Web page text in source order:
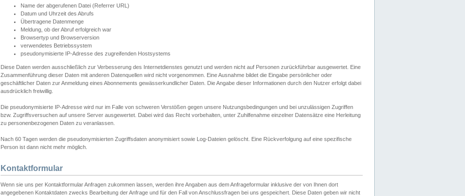
Name der abgerufenen Datei (Referrer URL)
Datum und Uhrzeit des Abrufs
Übertragene Datenmenge
Meldung, ob der Abruf erfolgreich war
Browsertyp und Browserversion
verwendetes Betriebssystem
pseudonymisierte IP-Adresse des zugreifenden Hostsystems
Diese Daten werden ausschließlich zur Verbesserung des Internetdienstes genutzt und werden nicht auf Personen zurückführbar ausgewertet. Eine
Zusammenführung dieser Daten mit anderen Datenquellen wird nicht vorgenommen. Eine Ausnahme bildet die Eingabe persönlicher oder
geschäftlicher Daten zur Anmeldung eines Abonnements gewässerkundlicher Daten. Die Angabe dieser Informationen durch den Nutzer erfolgt dabei
ausdrücklich freiwillig.
Die pseudonymisierte IP-Adresse wird nur im Falle von schweren Verstößen gegen unsere Nutzungsbedingungen und bei unzulässigen Zugriffen
bzw. Zugriffsversuchen auf unsere Server ausgewertet. Dabei wird das Recht vorbehalten, unter Zuhilfenahme einzelner Datensätze eine Herleitung
zu personenbezogenen Daten zu veranlassen.
Nach 60 Tagen werden die pseudonymisierten Zugriffsdaten anonymisiert sowie Log-Dateien gelöscht. Eine Rückverfolgung auf eine spezifische
Person ist dann nicht mehr möglich.
Kontaktformular
Wenn sie uns per Kontaktformular Anfragen zukommen lassen, werden ihre Angaben aus dem Anfrageformular inklusive der von Ihnen dort
angegebenen Kontaktdaten zwecks Bearbeitung der Anfrage und für den Fall von Anschlussfragen bei uns gespeichert. Diese Daten geben wir nicht